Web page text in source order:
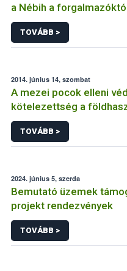
a Nébih a
TOVÁBB >
2014. június 14, szombat
A mezei pocok elleni
kötelezettség a
kiemelt feladata
TOVÁBB >
2024. június 5, szerda
Bemutató üzemek
projekt rendezvények
TOVÁBB >